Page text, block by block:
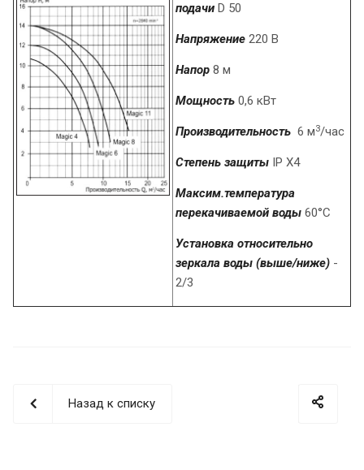
подачи D 50
Напряжение 220 В
Напор 8 м
Мощность 0,6 кВт
Производительность 6 м3/час
Степень защиты IP X4
Максим.температура
перекачиваемой воды 60°C
Установка относительно
зеркала воды (выше/ниже) -
2/3
Назад к списку